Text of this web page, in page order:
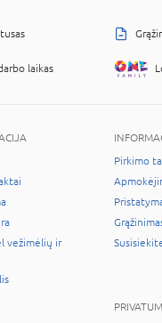
laikas
vežimėlių ir
Pirkimo